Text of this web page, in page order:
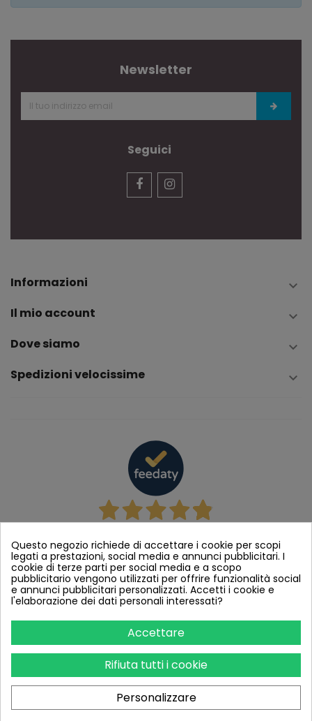
Newsletter
Seguici
Informazioni 
Il mio account 
Dove siamo 
Spedizioni velocissime 
Pagamenti
WISP STORE SRL - Via Ungaretti, 2 - 84090 Montecorvino Pugliano
Partita IVA: IT05558580659 - REA : SA - 455731- Cap. soc. versato:
Questo negozio richiede di accettare i cookie per scopi
legati a prestazioni, social media e annunci pubblicitari. I
cookie di terze parti per social media e a scopo
pubblicitario vengono utilizzati per offrire funzionalità social
e annunci pubblicitari personalizzati. Accetti i cookie e
l'elaborazione dei dati personali interessati?
Accettare
Rifiuta tutti i cookie
Personalizzare